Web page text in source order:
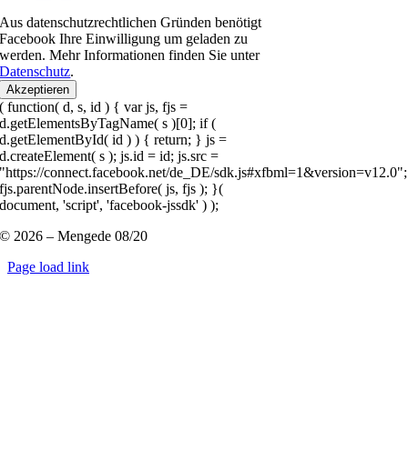
Aus datenschutzrechtlichen Gründen benötigt
Facebook Ihre Einwilligung um geladen zu
werden. Mehr Informationen finden Sie unter
Datenschutz.
Akzeptieren
( function( d, s, id ) { var js, fjs =
d.getElementsByTagName( s )[0]; if (
d.getElementById( id ) ) { return; } js =
d.createElement( s ); js.id = id; js.src =
"https://connect.facebook.net/de_DE/sdk.js#xfbml=1&version=v12.0";
fjs.parentNode.insertBefore( js, fjs ); }(
document, 'script', 'facebook-jssdk' ) );
© 2026 – Mengede 08/20
Page load link